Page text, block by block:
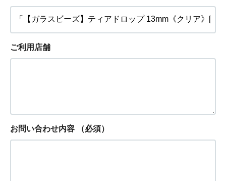
ご利用店舗
お問い合わせ内容 （必須）